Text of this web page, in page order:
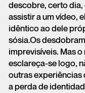
descobre, certo dia,
assistir a um vídeo,
idêntico ao dele
sósia.Os
imprevisíveis. Mas
esclareça-se logo,
outras experiências
a perda de